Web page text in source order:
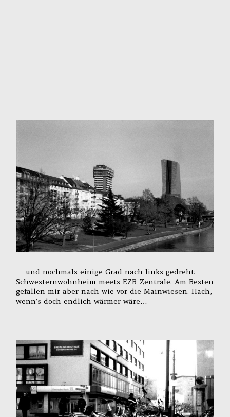
… und nochmals einige Grad nach links gedreht:
Schwesternwohnheim meets EZB-Zentrale. Am Besten
gefallen mir aber nach wie vor die Mainwiesen. Hach,
wenn’s doch endlich wärmer wäre…